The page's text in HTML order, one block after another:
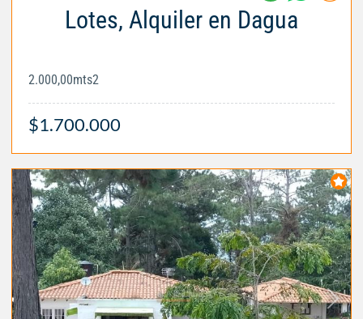
Lotes, Alquiler en Dagua
2.000,00mts2
$1.700.000